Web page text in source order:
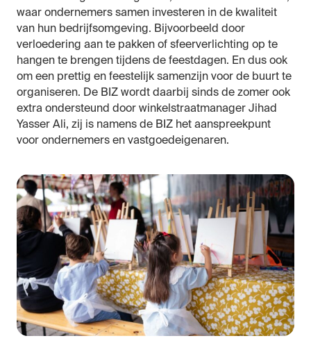
waar ondernemers samen investeren in de kwaliteit
van hun bedrijfsomgeving. Bijvoorbeeld door
verloedering aan te pakken of sfeerverlichting op te
hangen te brengen tijdens de feestdagen. En dus ook
om een prettig en feestelijk samenzijn voor de buurt te
organiseren. De BIZ wordt daarbij sinds de zomer ook
extra ondersteund door winkelstraatmanager Jihad
Yasser Ali, zij is namens de BIZ het aanspreekpunt
voor ondernemers en vastgoedeigenaren.